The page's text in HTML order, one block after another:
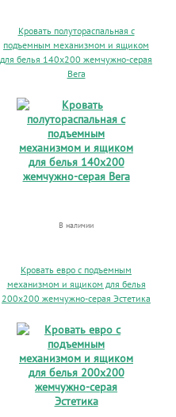
Кровать полутораспальная с
подъемным механизмом и ящиком
для белья 140х200 жемчужно-серая
Вега
В наличии
Кровать евро с подъемным
механизмом и ящиком для белья
200х200 жемчужно-серая Эстетика